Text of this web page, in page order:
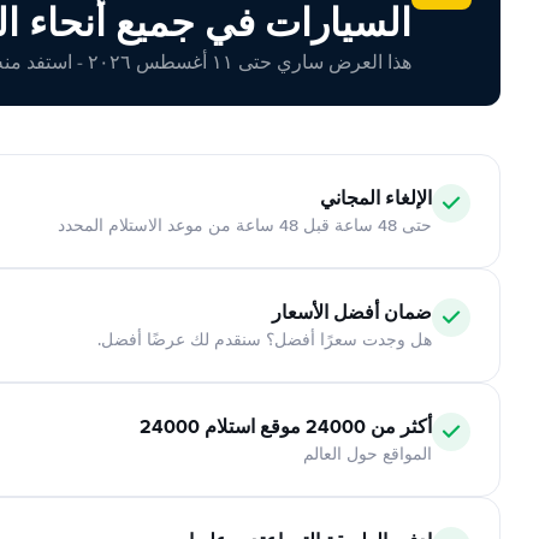
السيارات في جميع أنحاء
هذا العرض ساري حتى ١١ أغسطس ٢٠٢٦ - استفد منه اليوم!
الإلغاء المجاني
حتى 48 ساعة قبل 48 ساعة من موعد الاستلام المحدد
ضمان أفضل الأسعار
هل وجدت سعرًا أفضل؟ سنقدم لك عرضًا أفضل.
أكثر من 24000 موقع استلام 24000
المواقع حول العالم